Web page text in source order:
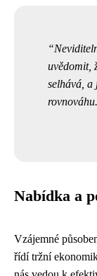
uvědomit,
selhává, a
rovnováhu.
Nabídka a
Vzájemné
řídí tržní